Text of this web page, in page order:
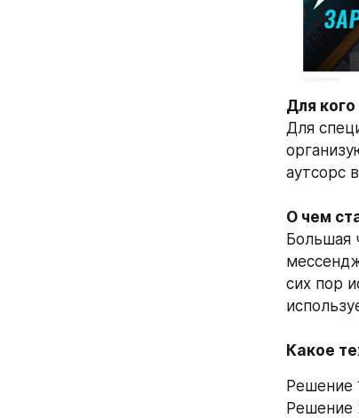
Для кого
Для
аутсорс
О чем
Большая
сих пор
Какое
Решение
Решение